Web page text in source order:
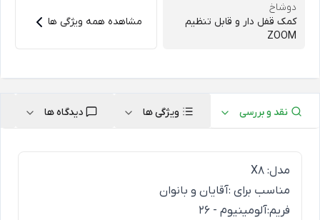
دوشاخ
ﮐﻤﮏ ﻗﻔﻞ دار و ﻗﺎﺑﻞ ﺗﻨﻈﯿﻢ
ZOOM
مشاهده همه ویژگی ها
نقد و بررسی ویژگی ها دیدگاه ها
مدل: X8
مناسب برای :آﻗﺎﯾﺎن و ﺑﺎﻧﻮان
فریم:آﻟﻮﻣﯿﻨﯿﻮم - 26